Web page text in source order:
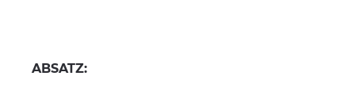
ABSATZ: